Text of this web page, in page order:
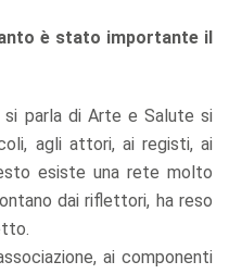
è stato importante il
si parla di Arte e Salute si
agli attori, ai registi, ai
esiste una rete molto
dai riflettori, ha reso
ai componenti